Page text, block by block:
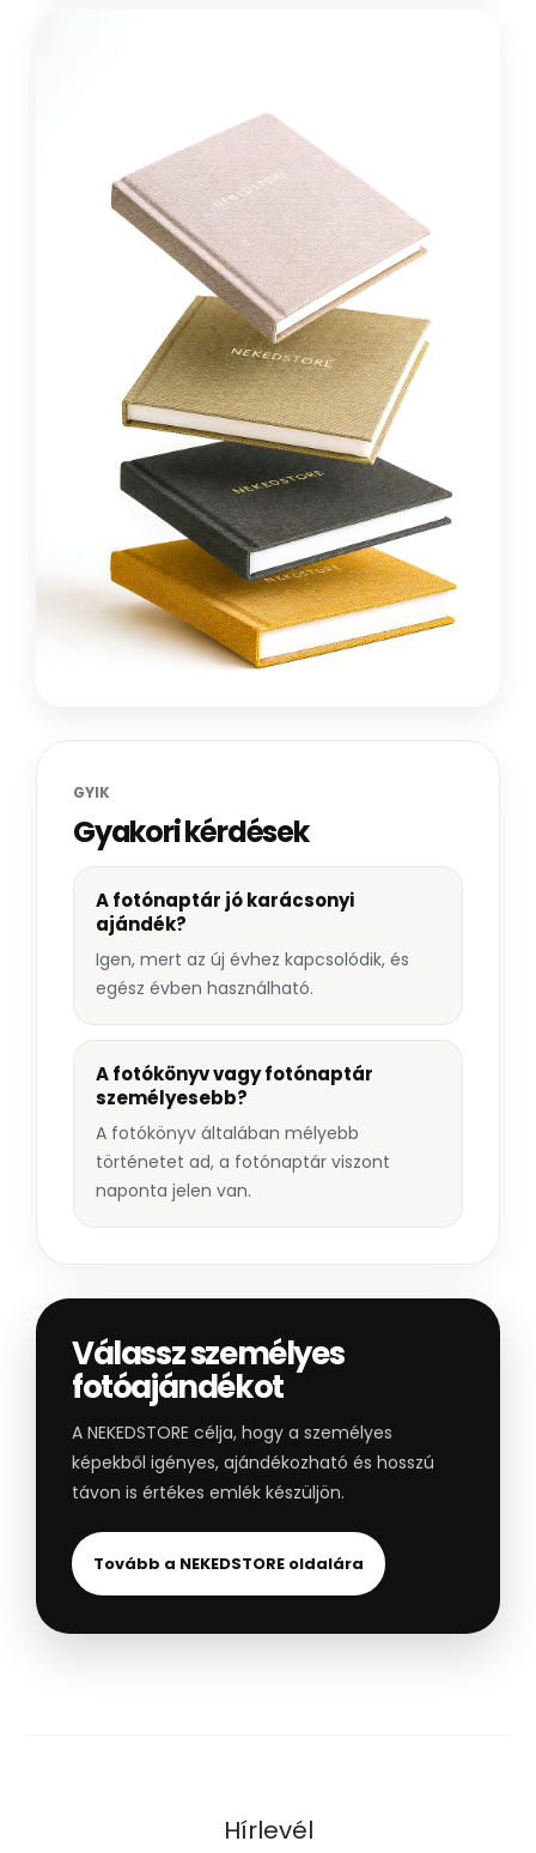
GYIK
Gyakori kérdések
A fotónaptár jó karácsonyi
ajándék?
Igen, mert az új évhez kapcsolódik, és
egész évben használható.
A fotókönyv vagy fotónaptár
személyesebb?
A fotókönyv általában mélyebb
történetet ad, a fotónaptár viszont
naponta jelen van.
Válassz személyes
fotóajándékot
A NEKEDSTORE célja, hogy a személyes
képekből igényes, ajándékozható és hosszú
távon is értékes emlék készüljön.
Tovább a NEKEDSTORE oldalára
Hírlevél